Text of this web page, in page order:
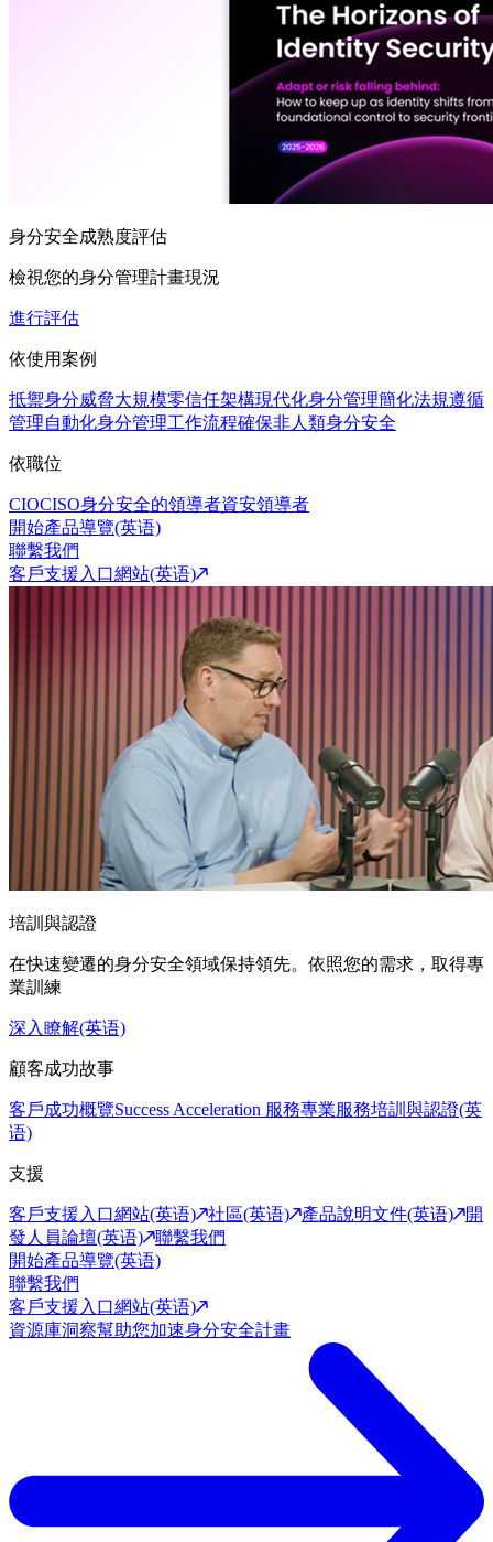
身分安全成熟度評估
檢視您的身分管理計畫現況
進行評估
依使用案例
抵禦身分威脅大規模零信任架構現代化身分管理簡化法規遵循
管理自動化身分管理工作流程確保非人類身分安全
依職位
CIOCISO身分安全的領導者資安領導者
開始產品導覽(英语)
聯繫我們
客戶支援入口網站(英语)
培訓與認證
在快速變遷的身分安全領域保持領先。依照您的需求，取得專
業訓練
深入瞭解(英语)
顧客成功故事
客戶成功概覽Success Acceleration 服務專業服務培訓與認證(英
语)
支援
客戶支援入口網站(英语) 社區(英语) 產品說明文件(英语)
開
發人員論壇(英语)
聯繫我們
開始產品導覽(英语)
聯繫我們
客戶支援入口網站(英语)
資源庫洞察幫助您加速身分安全計畫